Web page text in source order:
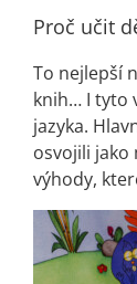
Proč učit
To nejlepší
knih… I tyto
jazyka.
osvojili jako
výhody,